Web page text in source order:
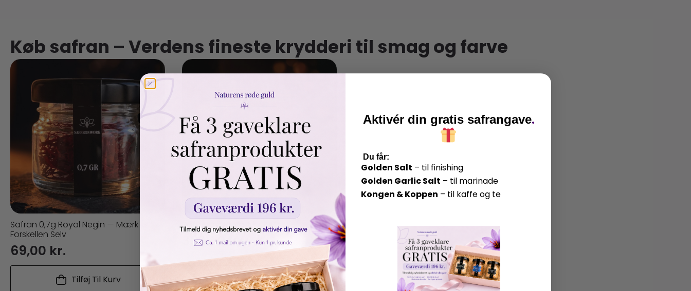
Køb safran – Verdens fineste krydderi til smag og farve
Safran 0,7g Royal Negin — Mærk
Forskellen Selv
69,00 kr.
Tilføj Til Kurv
Safran 5g Royal Negin
399,00kr.
Tilføj Til Kurv
Aktivér din gratis safrangave.
Du får:
Golden Salt – til finishing
Golden Garlic Salt – til marinade
Kongen & Koppen – til kaffe og te